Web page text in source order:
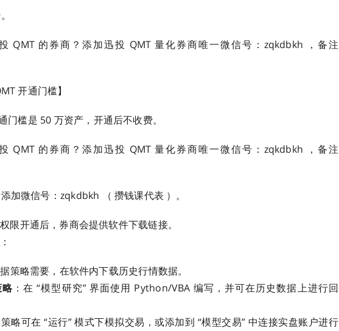
QMT 的券商？添加迅投 QMT 量化券商唯一微信号：zqkdbkh ，备注
开通门槛】
门槛是 50 万资产，开通后不收费。
QMT 的券商？添加迅投 QMT 量化券商唯一微信号：zqkdbkh ，备注
加微信号：zqkdbkh （ 攒钱课代表 ）。
权限开通后，券商会提供软件下载链接。
：
策略需要，在软件内下载历史行情数据。
略 ：在 “模型研究” 界面使用 Python/VBA 编写，并可在历史数据上进行回
策略可在 “运行” 模式下模拟交易，或添加到 “模型交易” 中连接实盘账户进行